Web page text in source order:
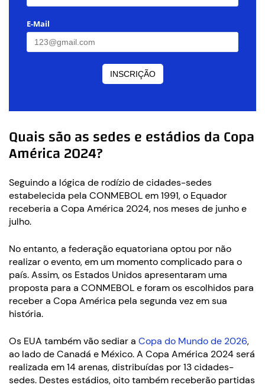
Quais são as sedes e estádios da Copa
América 2024?
Seguindo a lógica de rodízio de cidades-sedes
estabelecida pela CONMEBOL em 1991, o Equador
receberia a Copa América 2024, nos meses de junho e
julho.
No entanto, a federação equatoriana optou por não
realizar o evento, em um momento complicado para o
país. Assim, os Estados Unidos apresentaram uma
proposta para a CONMEBOL e foram os escolhidos para
receber a Copa América pela segunda vez em sua
história.
Os EUA também vão sediar a Copa do Mundo de 2026,
ao lado de Canadá e México. A Copa América 2024 será
realizada em 14 arenas, distribuídas por 13 cidades-
sedes. Destes estádios, oito também receberão partidas